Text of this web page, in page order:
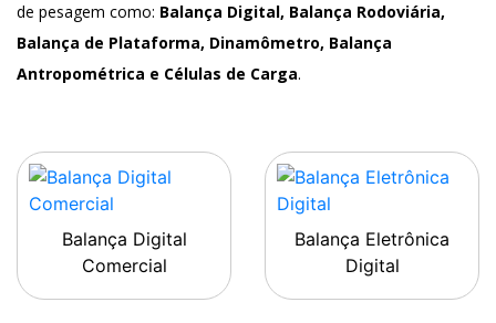
de pesagem como: Balança Digital, Balança Rodoviária,
Balança de Plataforma, Dinamômetro, Balança
Antropométrica e Células de Carga.
Balança Digital
Comercial
Balança Eletrônica
Digital